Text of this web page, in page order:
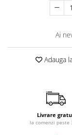
Ai
Adauga
Livrare
la comenzi peste